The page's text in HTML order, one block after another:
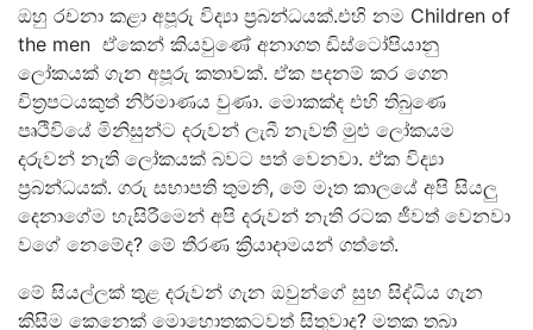
ඔහු රචනා කළා අපූරු විද්‍යා ප්‍රබන්ධයක්.එහි නම Children of
the men ඒකෙන් කියවුණේ අනාගත ඩිස්ටෝපියානු
ලෝකයක් ගැන අපූරු කතාවක්. ඒක පදනම් කර ගෙන
චිත්‍රපටයකුත් නිර්මාණය වුණා. මොකක්ද එහි තිබුණෙ
පෘථිවියේ මිනිසුන්ට දරුවන් ලැබී නැවතී මුළු ලෝකයම
දරුවන් නැති ලෝකයක් බවට පත් වෙනවා. ඒක විද්‍යා
ප්‍රබන්ධයක්. ගරු සභාපති තුමනි, මේ මෑත කාලයේ අපි සියලු
දෙනාගේම හැසිරීමෙන් අපි දරුවන් නැති රටක ජීවත් වෙනවා
වගේ නෙමේද? මේ තීරණ ක්‍රියාදාමයන් ගත්තේ.
මේ සියල්ලක් තුළ දරුවන් ගැන ඔවුන්ගේ සුභ සිද්ධිය ගැන
කිසිම කෙනෙක් මොහොතකටවත් සිතුවාද? මතක තබා